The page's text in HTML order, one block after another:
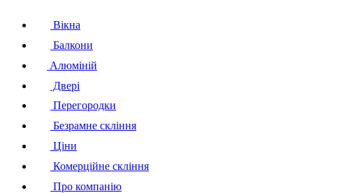
Вікна
Балкони
Алюміній
Двері
Перегородки
Безрамне скління
Ціни
Комерційне скління
Про компанію